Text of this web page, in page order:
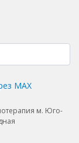
MAX
м. Юго-